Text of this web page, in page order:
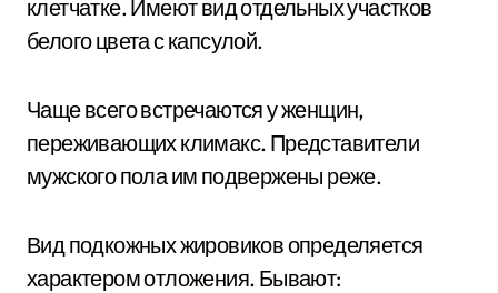
клетчатке. Имеют вид отдельных участков
белого цвета с капсулой.
Чаще всего встречаются у женщин,
переживающих климакс. Представители
мужского пола им подвержены реже.
Вид подкожных жировиков определяется
характером отложения. Бывают: